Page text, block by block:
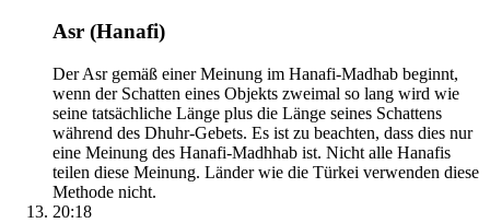
Asr (Hanafi)
Der Asr gemäß einer Meinung im Hanafi-Madhab beginnt,
wenn der Schatten eines Objekts zweimal so lang wird wie
seine tatsächliche Länge plus die Länge seines Schattens
während des Dhuhr-Gebets. Es ist zu beachten, dass dies nur
eine Meinung des Hanafi-Madhhab ist. Nicht alle Hanafis
teilen diese Meinung. Länder wie die Türkei verwenden diese
Methode nicht.
20:18